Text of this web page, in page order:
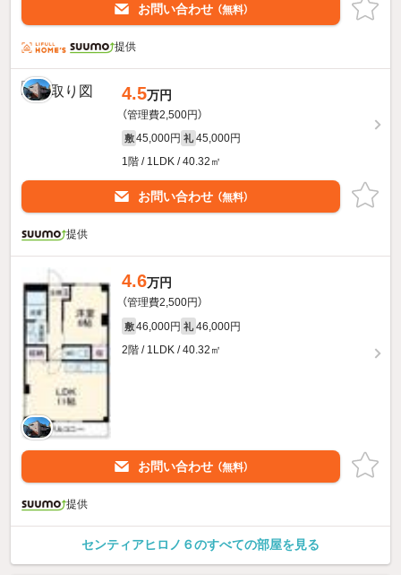
お問い合わせ （無料）
提供
4.5万円
（管理費2,500円）
敷 45,000円 礼 45,000円
1階 / 1LDK / 40.32㎡
お問い合わせ （無料）
提供
4.6万円
（管理費2,500円）
敷 46,000円 礼 46,000円
2階 / 1LDK / 40.32㎡
お問い合わせ （無料）
提供
センティアヒロノ６のすべての部屋を見る